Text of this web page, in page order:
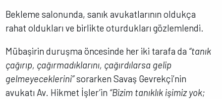
Bekleme salonunda, sanık avukatlarının oldukça
rahat oldukları ve birlikte oturdukları gözlemlendi.
Mübaşirin duruşma öncesinde her iki tarafa da “tanık
çağırıp, çağırmadıklarını, çağırdılarsa gelip
gelmeyeceklerini”sorarken Savaş Gevrekçi’nin
avukatı Av. Hikmet İşler’in “Bizim tanıklık işimiz yok;